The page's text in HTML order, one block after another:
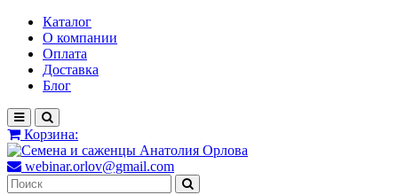
Каталог
О компании
Оплата
Доставка
Блог
Корзина:
webinar.orlov@gmail.com